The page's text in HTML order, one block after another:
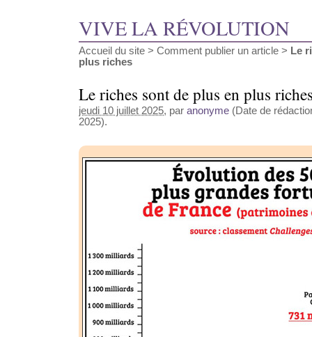
VIVE LA RÉVOLUTION
Accueil du site > Comment publier un article > Le
plus riches
Le riches sont de plus en plus
jeudi 10 juillet 2025, par anonyme (Date de
2025).